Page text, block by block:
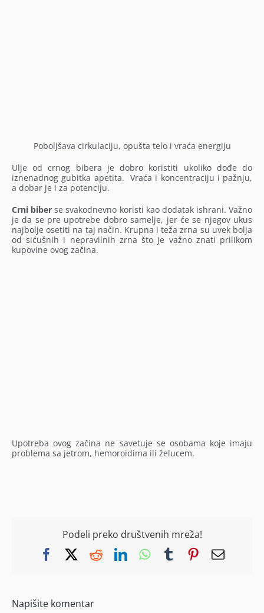
Poboljšava cirkulaciju, opušta telo i vraća energiju
Ulje od crnog bibera je dobro koristiti ukoliko dođe do
iznenadnog gubitka apetita. Vraća i koncentraciju i pažnju,
a dobar je i za potenciju.
Crni biber se svakodnevno koristi kao dodatak ishrani. Važno
je da se pre upotrebe dobro samelje, jer će se njegov ukus
najbolje osetiti na taj način. Krupna i teža zrna su uvek bolja
od sićušnih i nepravilnih zrna što je važno znati prilikom
kupovine ovog začina.
Upotreba ovog začina ne savetuje se osobama koje imaju
problema sa jetrom, hemoroidima ili želucem.
Podeli preko društvenih mreža!
FacebookRedditLinkedInWhatsApp
TumblrPinterest
Email
Napišite komentar